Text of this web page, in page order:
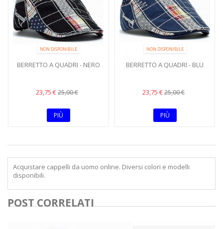
NON DISPONIBILE
BERRETTO A QUADRI - NERO
23,75 €25,00 €
PIÙ
NON DISPONIBILE
BERRETTO A QUADRI - BLU
23,75 €25,00 €
PIÙ
Acquistare cappelli da uomo online. Diversi colori e modelli
disponibili.
POST CORRELATI